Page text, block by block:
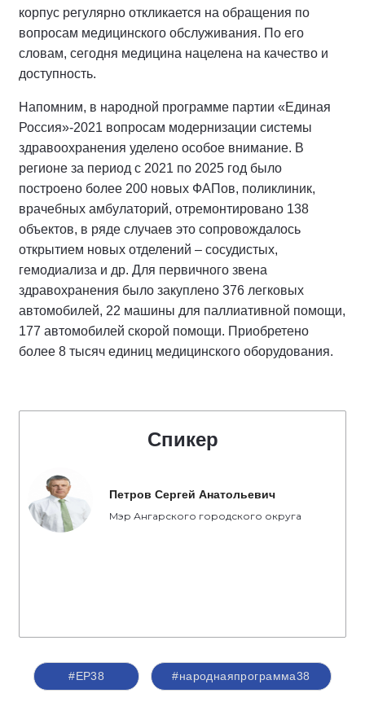
корпус регулярно откликается на обращения по
вопросам медицинского обслуживания. По его
словам, сегодня медицина нацелена на качество и
доступность.
Напомним, в народной программе партии «Единая
Россия»-2021 вопросам модернизации системы
здравоохранения уделено особое внимание. В
регионе за период с 2021 по 2025 год было
построено более 200 новых ФАПов, поликлиник,
врачебных амбулаторий, отремонтировано 138
объектов, в ряде случаев это сопровождалось
открытием новых отделений – сосудистых,
гемодиализа и др. Для первичного звена
здравохранения было закуплено 376 легковых
автомобилей, 22 машины для паллиативной помощи,
177 автомобилей скорой помощи. Приобретено
более 8 тысяч единиц медицинского оборудования.
Спикер
Петров Сергей Анатольевич
Мэр Ангарского городского округа
#ЕР38 #народнаяпрограмма38